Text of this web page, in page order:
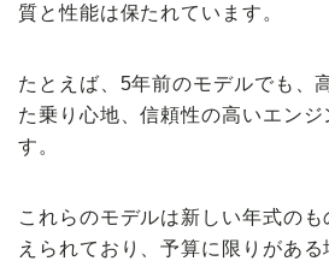
質と性能は保たれています。
たとえば、5年前のモデルでも、
た乗り心地、信頼性の高いエンジ
す。
これらのモデルは新しい年式の
えられており、予算に限りがあ